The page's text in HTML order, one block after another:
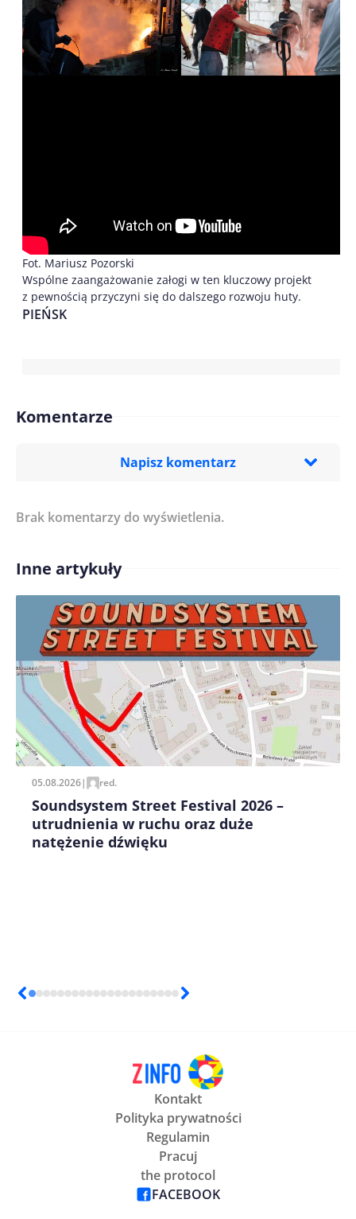
Fot. Mariusz Pozorski
Wspólne zaangażowanie załogi w ten kluczowy projekt
z pewnością przyczyni się do dalszego rozwoju huty.
PIEŃSK
Komentarze
Napisz komentarz
Treść komentarza*
Imię/ Nick*
Zapamiętaj moje dane w tej przeglądarce podczas
pisania kolejnych komentarzy.
Brak komentarzy do wyświetlenia.
Inne artykuły
05.08.2026| red.
Soundsystem Street Festival 2026 –
utrudnienia w ruchu oraz duże
natężenie dźwięku
Kontakt
Polityka prywatności
Regulamin
Pracuj
the protocol
FACEBOOK